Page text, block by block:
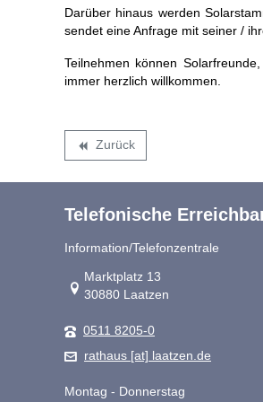
Darüber hinaus werden
sendet eine Anfrage mit seiner /
Teilnehmen können
immer herzlich willkommen.
backward Zurück
Telefonische
Information/Telefonzentrale
Link zur Google-Maps Navigation
Marktplatz 13
30880 Laatzen
0511 8205-0
rathaus [at] laatzen.de
Montag - Donnerstag